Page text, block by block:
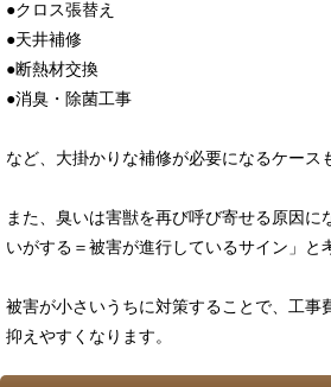
●クロス張替え
●天井補修
●断熱材交換
●消臭・除菌工事
など、大掛かりな補修が必要になるケース
また、臭いは害獣を再び呼び寄せる原因に
いがする＝被害が進行しているサイン」と
被害が小さいうちに対策することで、工事
抑えやすくなります。